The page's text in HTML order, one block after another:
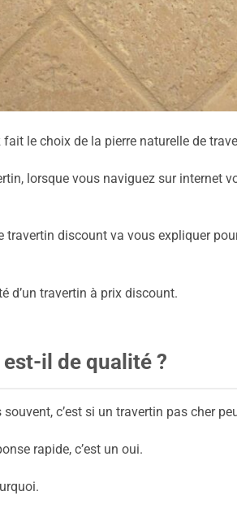
fait le choix de la pierre naturelle de
lorsque vous naviguez sur internet
travertin discount va vous expliquer
d’un travertin à prix discount.
il de qualité ?
c’est si un travertin pas cher
rapide, c’est un oui.